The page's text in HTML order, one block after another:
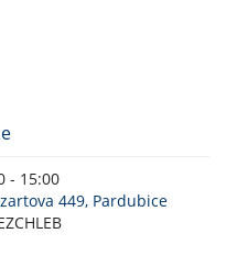
- 15:00
449, Pardubice